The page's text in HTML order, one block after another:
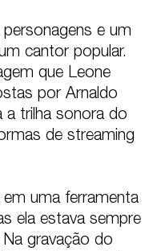
e um
cantor popular.
que Leone
por Arnaldo
a trilha sonora do
de streaming
uma ferramenta
ela estava sempre
gravação do